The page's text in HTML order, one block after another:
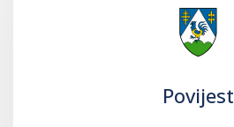
Povijest